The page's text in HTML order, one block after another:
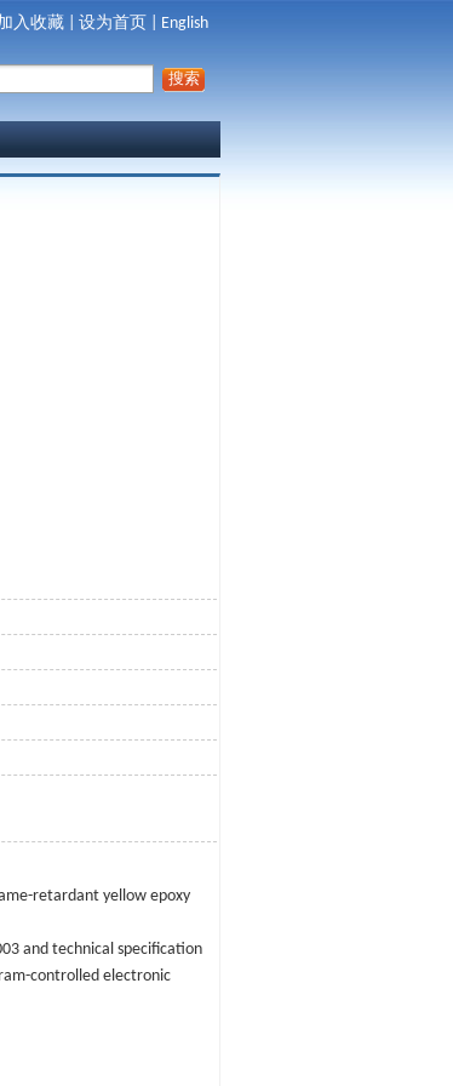
入收藏 设为首页 English
retardant yellow epoxy
and technical specification
controlled electronic